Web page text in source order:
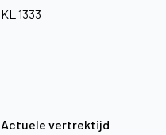
KL 1333
Actuele vertrektijd